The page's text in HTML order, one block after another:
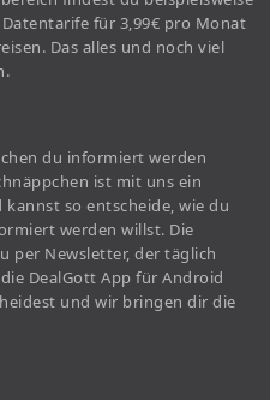
für 3,99€ pro Monat
Das alles und noch viel
du informiert werden
ist mit uns ein
so entscheide, wie du
werden willst. Die
per Newsletter, der täglich
DealGott App für Android
und wir bringen dir die